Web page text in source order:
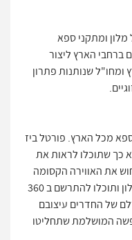
ומתקני ספא
ברחבי הארץ ליצור
ומחו"ל שנותנות פתרון
מלון וספא מכל הארץ. פורטל ביז
כך שתוכלו לראות את
את האווירה הקסומה
הטמונה שם, תיהנו מסיור וירטואלי במלון ותוכלו להתרשם ב 360
של החדרים עיצובם
המושלמת שתחליטו